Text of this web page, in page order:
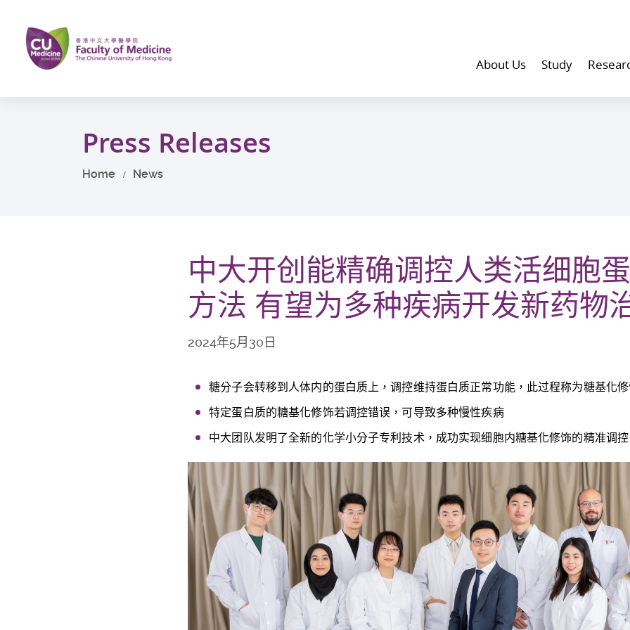
main
content
About Us Study
Press Releases
Home News
中大开创能精确调控人类活细胞
方法 有望为多种疾病开发新药物
2024年5月30日
糖分子会转移到人体内的蛋白质上，调控维持蛋白质正常功能，此过程称为糖基化
特定蛋白质的糖基化修饰若调控错误，可导致多种慢性疾病
中大团队发明了全新的化学小分子专利技术，成功实现细胞内糖基化修饰的精准调控